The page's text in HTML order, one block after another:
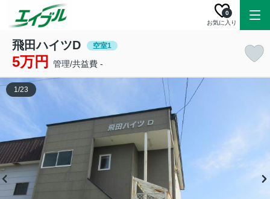
お気に入り
0
飛田ハイツD 空室1
5万円 管理/共益費 -
1/23